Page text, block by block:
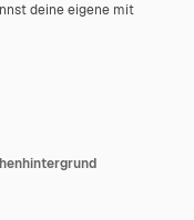
deine eigene mit